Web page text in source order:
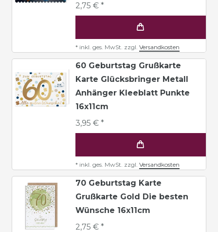
2,75 € *
* inkl. ges. MwSt. zzgl. Versandkosten
60 Geburtstag Grußkarte
Karte Glücksbringer Metall
Anhänger Kleeblatt Punkte
16x11cm
3,95 € *
* inkl. ges. MwSt. zzgl. Versandkosten
70 Geburtstag Karte
Grußkarte Gold Die besten
Wünsche 16x11cm
2,75 € *